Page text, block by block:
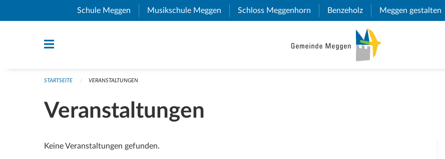
Navigation überspringen
Schule Meggen (External Link)
Musikschule Meggen (External Link)
Schloss Meggenhorn (External Link)
Benzeholz (External Link)
Meggen gestalten
STARTSEITE VERANSTALTUNGEN
Veranstaltungen
Keine Veranstaltungen gefunden.